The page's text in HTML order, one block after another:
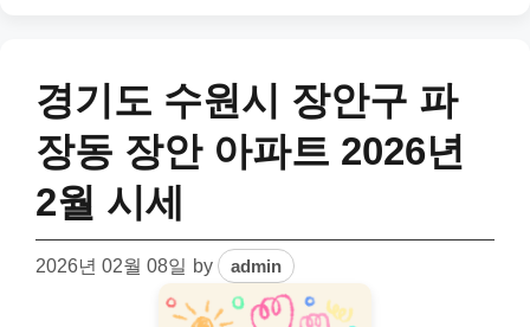
경기도 수원시 장안구 파
장동 장안 아파트 2026년
2월 시세
2026년 02월 08일 by admin